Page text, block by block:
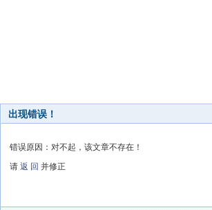
出现错误！
错误原因：对不起，该文章不存在！
请 返 回 并修正